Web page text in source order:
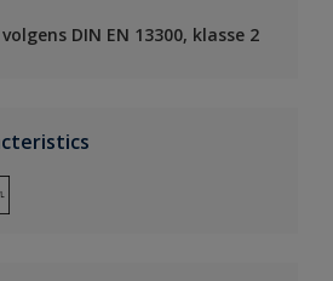
DIN EN 13300, klasse 2